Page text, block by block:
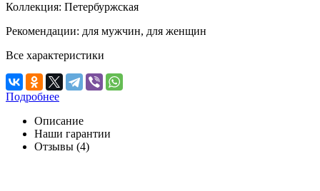
Коллекция: Петербуржская
Рекомендации: для мужчин, для женщин
Все характеристики
Подробнее
Описание
Наши гарантии
Отзывы (4)